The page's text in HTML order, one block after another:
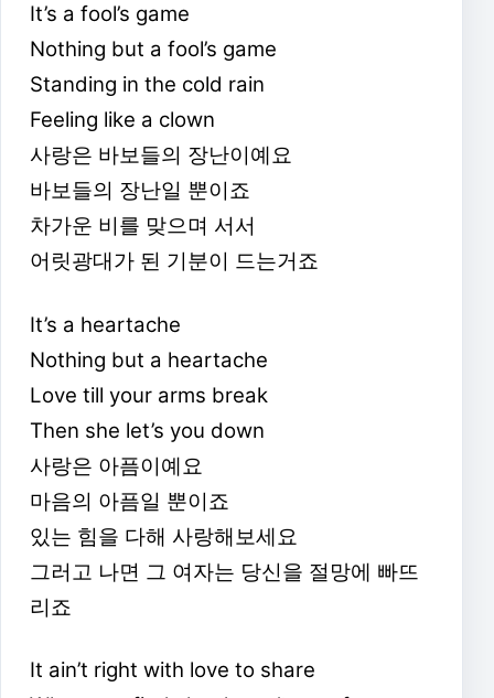
It’s a fool’s game
Nothing but a fool’s game
Standing in the cold rain
Feeling like a clown
사랑은 바보들의 장난이예요
바보들의 장난일 뿐이죠
차가운 비를 맞으며 서서
어릿광대가 된 기분이 드는거죠
It’s a heartache
Nothing but a heartache
Love till your arms break
Then she let’s you down
사랑은 아픔이예요
마음의 아픔일 뿐이죠
있는 힘을 다해 사랑해보세요
그러고 나면 그 여자는 당신을 절망에 빠뜨
리죠
It ain’t right with love to share